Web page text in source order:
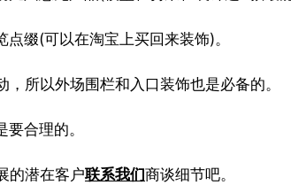
缀(可以在淘宝上买回来装饰)。
所以外场围栏和入口装饰也是必备的。
合理的。
的潜在客户联系我们商谈细节吧。